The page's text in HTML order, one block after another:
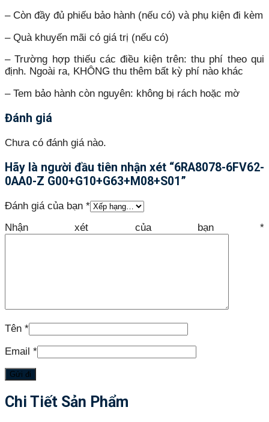
– Còn đầy đủ phiếu bảo hành (nếu có) và phụ kiện đi kèm
– Quà khuyến mãi có giá trị (nếu có)
– Trường hợp thiếu các điều kiện trên: thu phí theo qui
định. Ngoài ra, KHÔNG thu thêm bất kỳ phí nào khác
– Tem bảo hành còn nguyên: không bị rách hoặc mờ
Đánh giá
Chưa có đánh giá nào.
Hãy là người đầu tiên nhận xét “6RA8078-6FV62-
0AA0-Z G00+G10+G63+M08+S01”
Đánh giá của bạn *
Nhận xét của bạn *
Tên *
Email *
Chi Tiết Sản Phẩm